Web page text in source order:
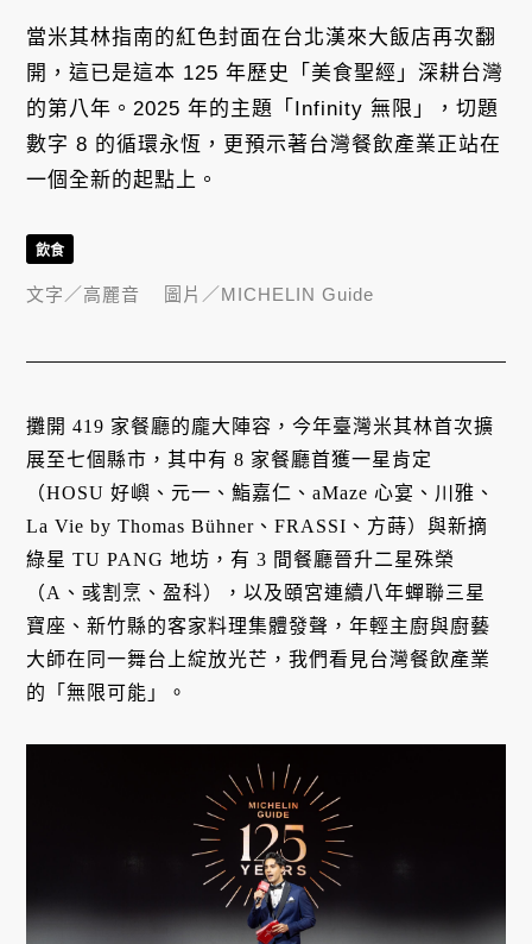
當米其林指南的紅色封面在台北漢來大飯店再次翻
開，這已是這本 125 年歷史「美食聖經」深耕台灣
的第八年。2025 年的主題「Infinity 無限」，切題
數字 8 的循環永恆，更預示著台灣餐飲產業正站在
一個全新的起點上。
攤開 419 家餐廳的龐大陣容，今年臺灣米其林首次擴
展至七個縣市，其中有 8 家餐廳首獲一星肯定
（HOSU 好嶼、元一、鮨嘉仁、aMaze 心宴、川雅、
La Vie by Thomas Bühner、FRASSI、方蒔）與新摘
綠星 TU PANG 地坊，有 3 間餐廳晉升二星殊榮
（A、彧割烹、盈科），以及頤宮連續八年蟬聯三星
寶座、新竹縣的客家料理集體發聲，年輕主廚與廚藝
大師在同一舞台上綻放光芒，我們看見台灣餐飲產業
的「無限可能」。
飲食
文字／高麗音 圖片／MICHELIN Guide